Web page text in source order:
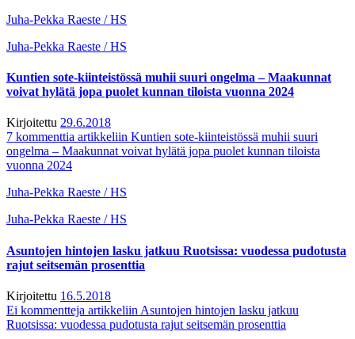
Juha-Pekka Raeste / HS
Juha-Pekka Raeste / HS
Kuntien sote-kiinteistössä muhii suuri ongelma – Maakunnat
voivat hylätä jopa puolet kunnan tiloista vuonna 2024
Kirjoitettu 29.6.2018
7 kommenttia artikkeliin Kuntien sote-kiinteistössä muhii suuri
ongelma – Maakunnat voivat hylätä jopa puolet kunnan tiloista
vuonna 2024
Juha-Pekka Raeste / HS
Juha-Pekka Raeste / HS
Asuntojen hintojen lasku jatkuu Ruotsissa: vuodessa pudotusta
rajut seitsemän prosenttia
Kirjoitettu 16.5.2018
Ei kommentteja artikkeliin Asuntojen hintojen lasku jatkuu
Ruotsissa: vuodessa pudotusta rajut seitsemän prosenttia